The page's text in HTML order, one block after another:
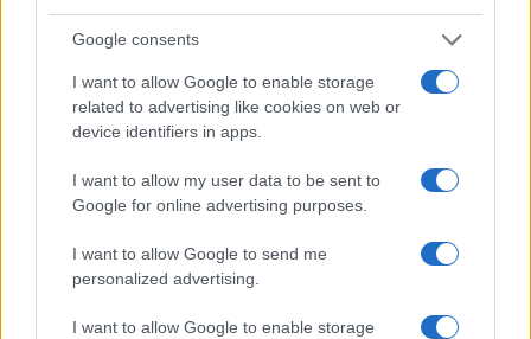
Google consents
I want to allow Google to enable storage
related to advertising like cookies on web or
device identifiers in apps.
I want to allow my user data to be sent to
Google for online advertising purposes.
I want to allow Google to send me
personalized advertising.
I want to allow Google to enable storage